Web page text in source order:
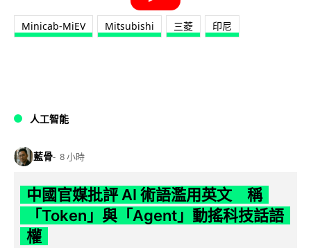
Minicab-MiEV Mitsubishi 三菱 印尼
人工智能
藍骨 8 小時
中國官媒批評 AI 術語濫用英文 稱
「Token」與「Agent」動搖科技話語
權